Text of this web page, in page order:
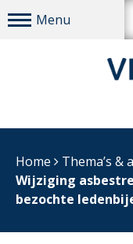
Home Thema’s &
Wijziging
bezochte